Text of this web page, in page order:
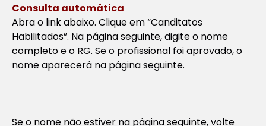
Consulta automática
Abra o link abaixo. Clique em “Canditatos
Habilitados”. Na página seguinte, digite o nome
completo e o RG. Se o profissional foi aprovado, o
nome aparecerá na página seguinte.
Se o nome não estiver na página seguinte, volte